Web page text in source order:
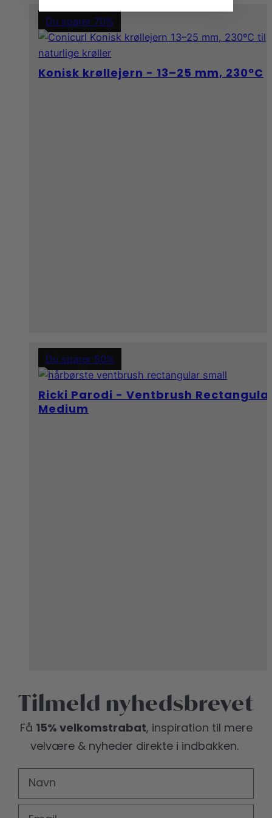
Du sparer 70%
Konisk krøllejern - 13–25 mm, 230ºC
Du sparer 50%
Ricki Parodi - Ventbrush
Medium
Tilmeld nyhedsbrevet
Få 15% velkomstrabat, inspiration til mere
velvære & nyheder direkte i indbakken.
FIRST NAME
EMAIL